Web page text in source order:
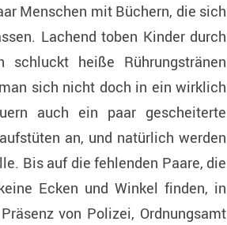
Menschen mit Büchern, die sich
Lachend toben Kinder durch
heiße Rührungstränen
sich nicht doch in ein wirklich
auch ein paar gescheiterte
an, und natürlich werden
Bis auf die fehlenden Paare, die
Ecken und Winkel finden, in
von Polizei, Ordnungsamt